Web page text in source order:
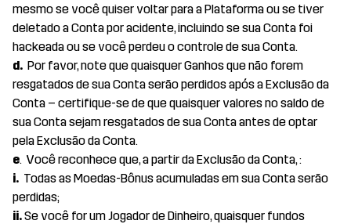
mesmo se você quiser voltar para a Plataforma ou se tiver
deletado a Conta por acidente, incluindo se sua Conta foi
hackeada ou se você perdeu o controle de sua Conta.
d. Por favor, note que quaisquer Ganhos que não forem
resgatados de sua Conta serão perdidos após a Exclusão da
Conta – certifique-se de que quaisquer valores no saldo de
sua Conta sejam resgatados de sua Conta antes de optar
pela Exclusão da Conta.
e. Você reconhece que, a partir da Exclusão da Conta, :
i. Todas as Moedas-Bônus acumuladas em sua Conta serão
perdidas;
ii.Se você for um Jogador de Dinheiro, quaisquer fundos